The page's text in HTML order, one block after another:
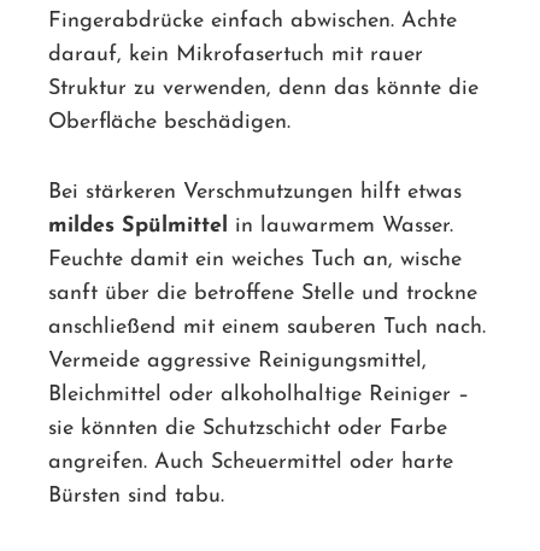
Fingerabdrücke einfach abwischen. Achte
darauf, kein Mikrofasertuch mit rauer
Struktur zu verwenden, denn das könnte die
Oberfläche beschädigen.
Bei stärkeren Verschmutzungen hilft etwas
mildes Spülmittel in lauwarmem Wasser.
Feuchte damit ein weiches Tuch an, wische
sanft über die betroffene Stelle und trockne
anschließend mit einem sauberen Tuch nach.
Vermeide aggressive Reinigungsmittel,
Bleichmittel oder alkoholhaltige Reiniger –
sie könnten die Schutzschicht oder Farbe
angreifen. Auch Scheuermittel oder harte
Bürsten sind tabu.